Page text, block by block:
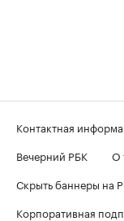
Контактная
Вечерний РБК
О
Скрыть баннеры на
Корпоративная